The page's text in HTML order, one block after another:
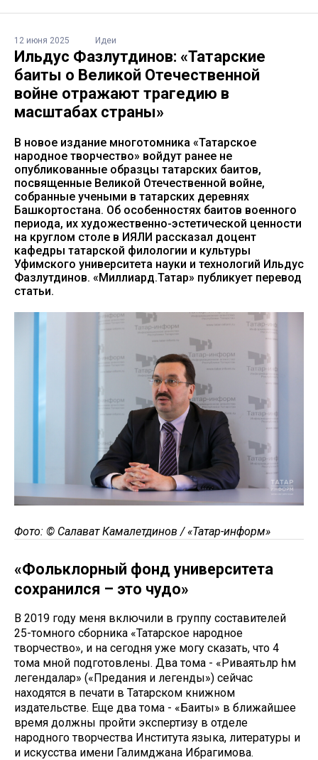
12 июня 2025 Идеи
Ильдус Фазлутдинов: «Татарские
баиты о Великой Отечественной
войне отражают трагедию в
масштабах страны»
В новое издание многотомника «Татарское
народное творчество» войдут ранее не
опубликованные образцы татарских баитов,
посвященные Великой Отечественной войне,
собранные учеными в татарских деревнях
Башкортостана. Об особенностях баитов военного
периода, их художественно-эстетической ценности
на круглом столе в ИЯЛИ рассказал доцент
кафедры татарской филологии и культуры
Уфимского университета науки и технологий Ильдус
Фазлутдинов. «Миллиард.Татар» публикует перевод
статьи.
Фото: © Салават Камалетдинов / «Татар-информ»
«Фольклорный фонд университета
сохранился – это чудо»
В 2019 году меня включили в группу составителей
25-томного сборника «Татарское народное
творчество», и на сегодня уже могу сказать, что 4
тома мной подготовлены. Два тома - «Риваятьләр һәм
легендалар» («Предания и легенды») сейчас
находятся в печати в Татарском книжном
издательстве. Еще два тома - «Баиты» в ближайшее
время должны пройти экспертизу в отделе
народного творчества Института языка, литературы и
и искусства имени Галимджана Ибрагимова.